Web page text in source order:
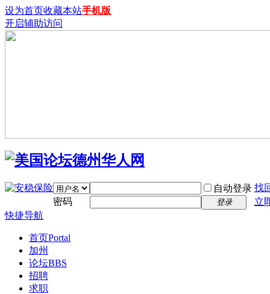
设为首页收藏本站手机版
开启辅助访问
自动登录 找
密码
登录
立
快捷导航
首页Portal
加州
论坛BBS
招聘
求职